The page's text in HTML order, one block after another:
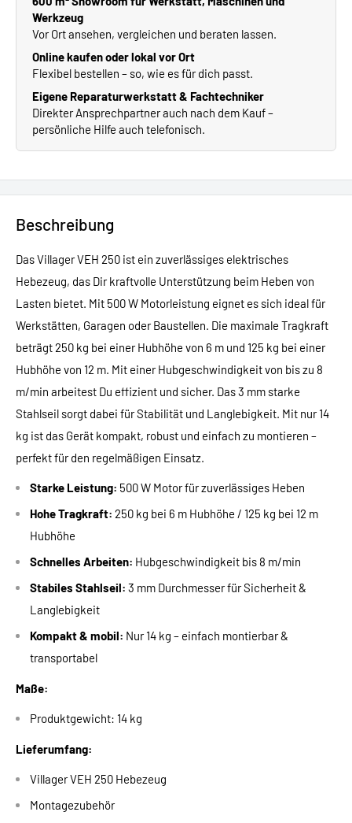
Werkzeug
Vor Ort ansehen, vergleichen und beraten lassen.
Online kaufen oder lokal vor Ort
Flexibel bestellen – so, wie es für dich passt.
Eigene Reparaturwerkstatt & Fachtechniker
Direkter Ansprechpartner auch nach dem Kauf –
persönliche Hilfe auch telefonisch.
Beschreibung
Das Villager VEH 250 ist ein zuverlässiges elektrisches
Hebezeug, das Dir kraftvolle Unterstützung beim Heben von
Lasten bietet. Mit 500 W Motorleistung eignet es sich ideal für
Werkstätten, Garagen oder Baustellen. Die maximale Tragkraft
beträgt 250 kg bei einer Hubhöhe von 6 m und 125 kg bei einer
Hubhöhe von 12 m. Mit einer Hubgeschwindigkeit von bis zu 8
m/min arbeitest Du effizient und sicher. Das 3 mm starke
Stahlseil sorgt dabei für Stabilität und Langlebigkeit. Mit nur 14
kg ist das Gerät kompakt, robust und einfach zu montieren –
perfekt für den regelmäßigen Einsatz.
Starke Leistung: 500 W Motor für zuverlässiges Heben
Hohe Tragkraft: 250 kg bei 6 m Hubhöhe / 125 kg bei 12 m
Hubhöhe
Schnelles Arbeiten: Hubgeschwindigkeit bis 8 m/min
Stabiles Stahlseil: 3 mm Durchmesser für Sicherheit &
Langlebigkeit
Kompakt & mobil: Nur 14 kg – einfach montierbar &
transportabel
Maße:
Produktgewicht: 14 kg
Lieferumfang:
Villager VEH 250 Hebezeug
Montagezubehör